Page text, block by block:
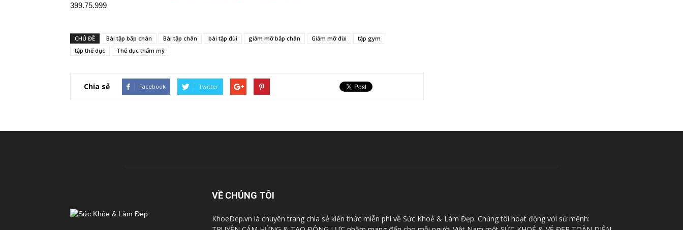
399.75.999
CHỦ ĐỀ Bài tập bắp chân Bài tập chân bài tập đùi giảm mỡ bắp chân Giảm mỡ đùi
tập gym
tập thể dục
Thể dục thẩm mỹ
Chia sẻ Facebook Twitter
VỀ CHÚNG TÔI
KhoeDep.vn là chuyên trang chia sẻ kiến thức miễn phí về Sức Khoẻ & Làm Đẹp. Chúng tôi hoạt động với sứ mệnh: